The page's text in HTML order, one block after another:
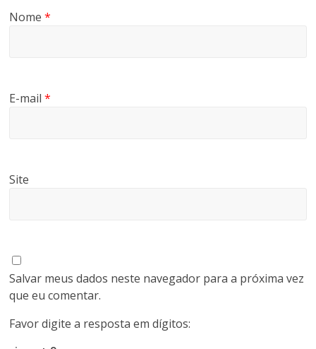
Nome*
E-mail*
Site
Salvar meus dados neste navegador para a próxima vez
que eu comentar.
Favor digite a resposta em dígitos: